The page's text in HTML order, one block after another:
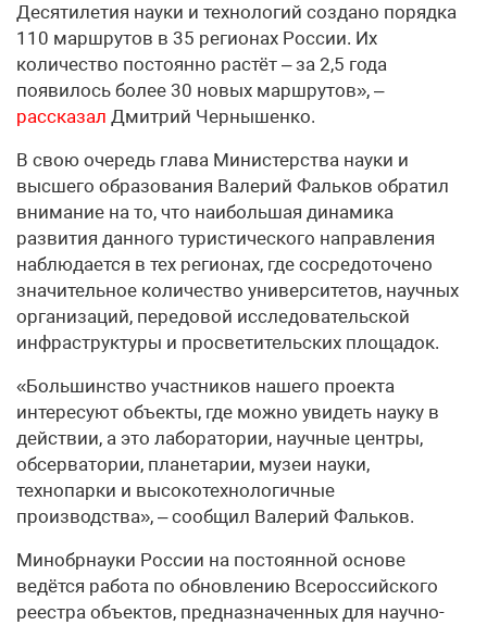
Десятилетия науки и технологий создано порядка
110 маршрутов в 35 регионах России. Их
количество постоянно растёт – за 2,5 года
появилось более 30 новых маршрутов», –
рассказал Дмитрий Чернышенко.
В свою очередь глава Министерства науки и
высшего образования Валерий Фальков обратил
внимание на то, что наибольшая динамика
развития данного туристического направления
наблюдается в тех регионах, где сосредоточено
значительное количество университетов, научных
организаций, передовой исследовательской
инфраструктуры и просветительских площадок.
«Большинство участников нашего проекта
интересуют объекты, где можно увидеть науку в
действии, а это лаборатории, научные центры,
обсерватории, планетарии, музеи науки,
технопарки и высокотехнологичные
производства», – сообщил Валерий Фальков.
Минобрнауки России на постоянной основе
ведётся работа по обновлению Всероссийского
реестра объектов, предназначенных для научно-